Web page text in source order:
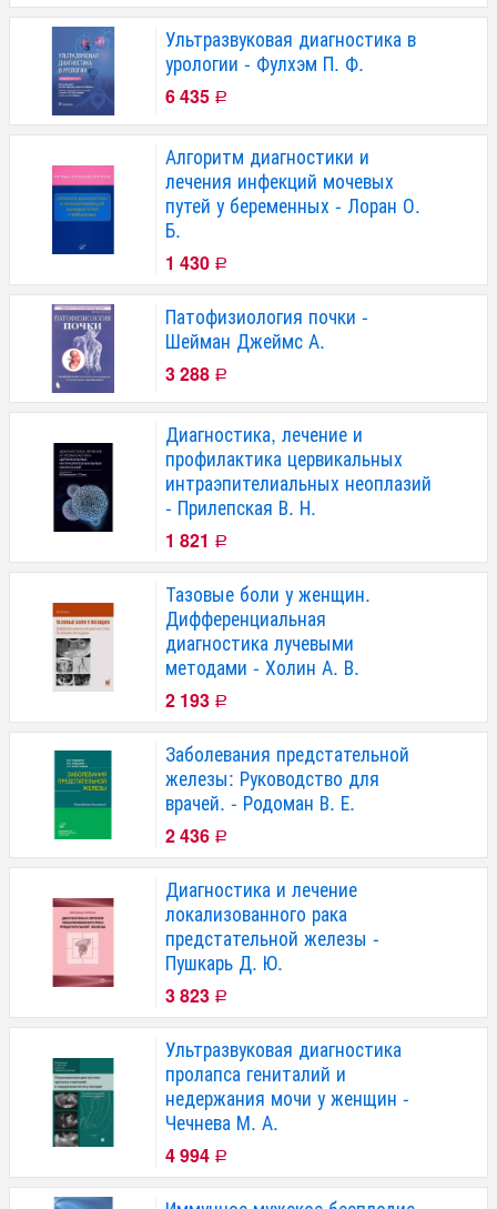
Ультразвуковая диагностика в
урологии - Фулхэм П. Ф.
6 435 Р
Алгоритм диагностики и
лечения инфекций мочевых
путей у беременных - Лоран О.
Б.
1 430 Р
Патофизиология почки -
Шейман Джеймс А.
3 288 Р
Диагностика, лечение и
профилактика цервикальных
интраэпителиальных неоплазий
- Прилепская В. Н.
1 821 Р
Тазовые боли у женщин.
Дифференциальная
диагностика лучевыми
методами - Холин А. В.
2 193 Р
Заболевания предстательной
железы: Руководство для
врачей. - Родоман В. Е.
2 436 Р
Диагностика и лечение
локализованного рака
предстательной железы -
Пушкарь Д. Ю.
3 823 Р
Ультразвуковая диагностика
пролапса гениталий и
недержания мочи у женщин -
Чечнева М. А.
4 994 Р